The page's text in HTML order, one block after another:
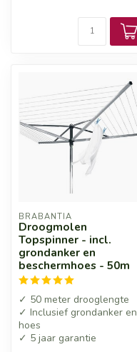
BRABANTIA
Droogmolen
Topspinner - incl.
grondanker en
beschermhoes - 50m
✓ 50 meter drooglengte
✓ Inclusief grondanker en
hoes
✓ 5 jaar garantie